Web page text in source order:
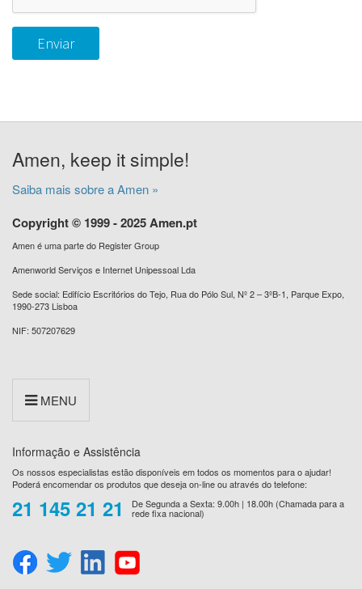
Enviar
Amen, keep it simple!
Saiba mais sobre a Amen »
Copyright © 1999 - 2025 Amen.pt
Amen é uma parte do Register Group
Amenworld Serviços e Internet Unipessoal Lda
Sede social: Edifício Escritórios do Tejo, Rua do Pólo Sul, Nº 2 – 3ºB-1, Parque Expo,
1990-273 Lisboa
NIF: 507207629
MENU
Informação e Assistência
Os nossos especialistas estão disponíveis em todos os momentos para o ajudar!
Poderá encomendar os produtos que deseja on-line ou através do telefone:
21 145 21 21 De Segunda a Sexta: 9.00h | 18.00h (Chamada para a
rede fixa nacional)